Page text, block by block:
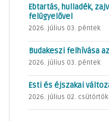
Ebtartás, hulladék,
felügyelővel
2026. július 03. péntek
Budakeszi felhívása
2026. július 03. péntek
Esti és éjszakai
2026. július 02. csütörtök